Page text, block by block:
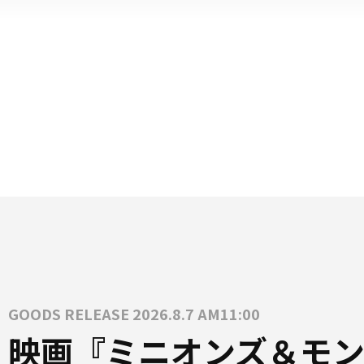
GOODS RELEASE 2026.8.7 AM11:00
映画『ミニオンズ＆モン